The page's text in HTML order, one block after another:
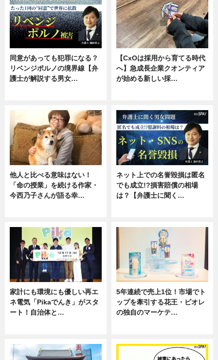
同意があっても犯罪になる？
リベンジポルノの境界線【弁
護士が解説する男女…
【CxOは採用から育てる時代
へ】急成長企業クオンティア
が始める新しい採…
他人と比べる意味はない！
「命の授業」を続ける作家・
今西乃子さんが語る幸…
ネット上での名誉毀損は匿名
でも成立!?損害賠償の相場
は？【弁護士に聞く…
家計にも環境にも優しい再エ
ネ電気「Pikaでんき」がスタ
ート！自治体と…
5年連続で売上1位！市場でト
ップを牽引する花王・ビオレ
の独自のマーケテ…